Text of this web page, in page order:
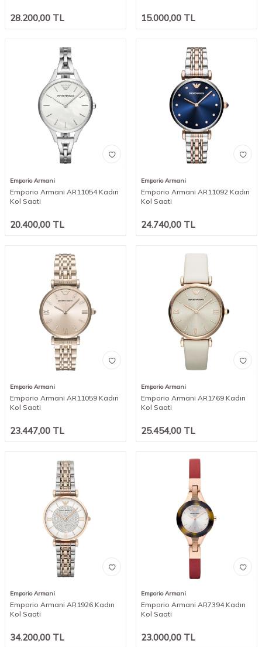
28.200,00 TL 15.000,00 TL
Emporio Armani
Emporio Armani AR11054 Kadın
Kol Saati
20.400,00 TL
Emporio Armani
Emporio Armani AR11092 Kadın
Kol Saati
24.740,00 TL
Emporio Armani
Emporio Armani AR11059 Kadın
Kol Saati
23.447,00 TL
Emporio Armani
Emporio Armani AR1769 Kadın
Kol Saati
25.454,00 TL
Emporio Armani
Emporio Armani AR1926 Kadın
Kol Saati
34.200,00 TL
Emporio Armani
Emporio Armani AR7394 Kadın
Kol Saati
23.000,00 TL